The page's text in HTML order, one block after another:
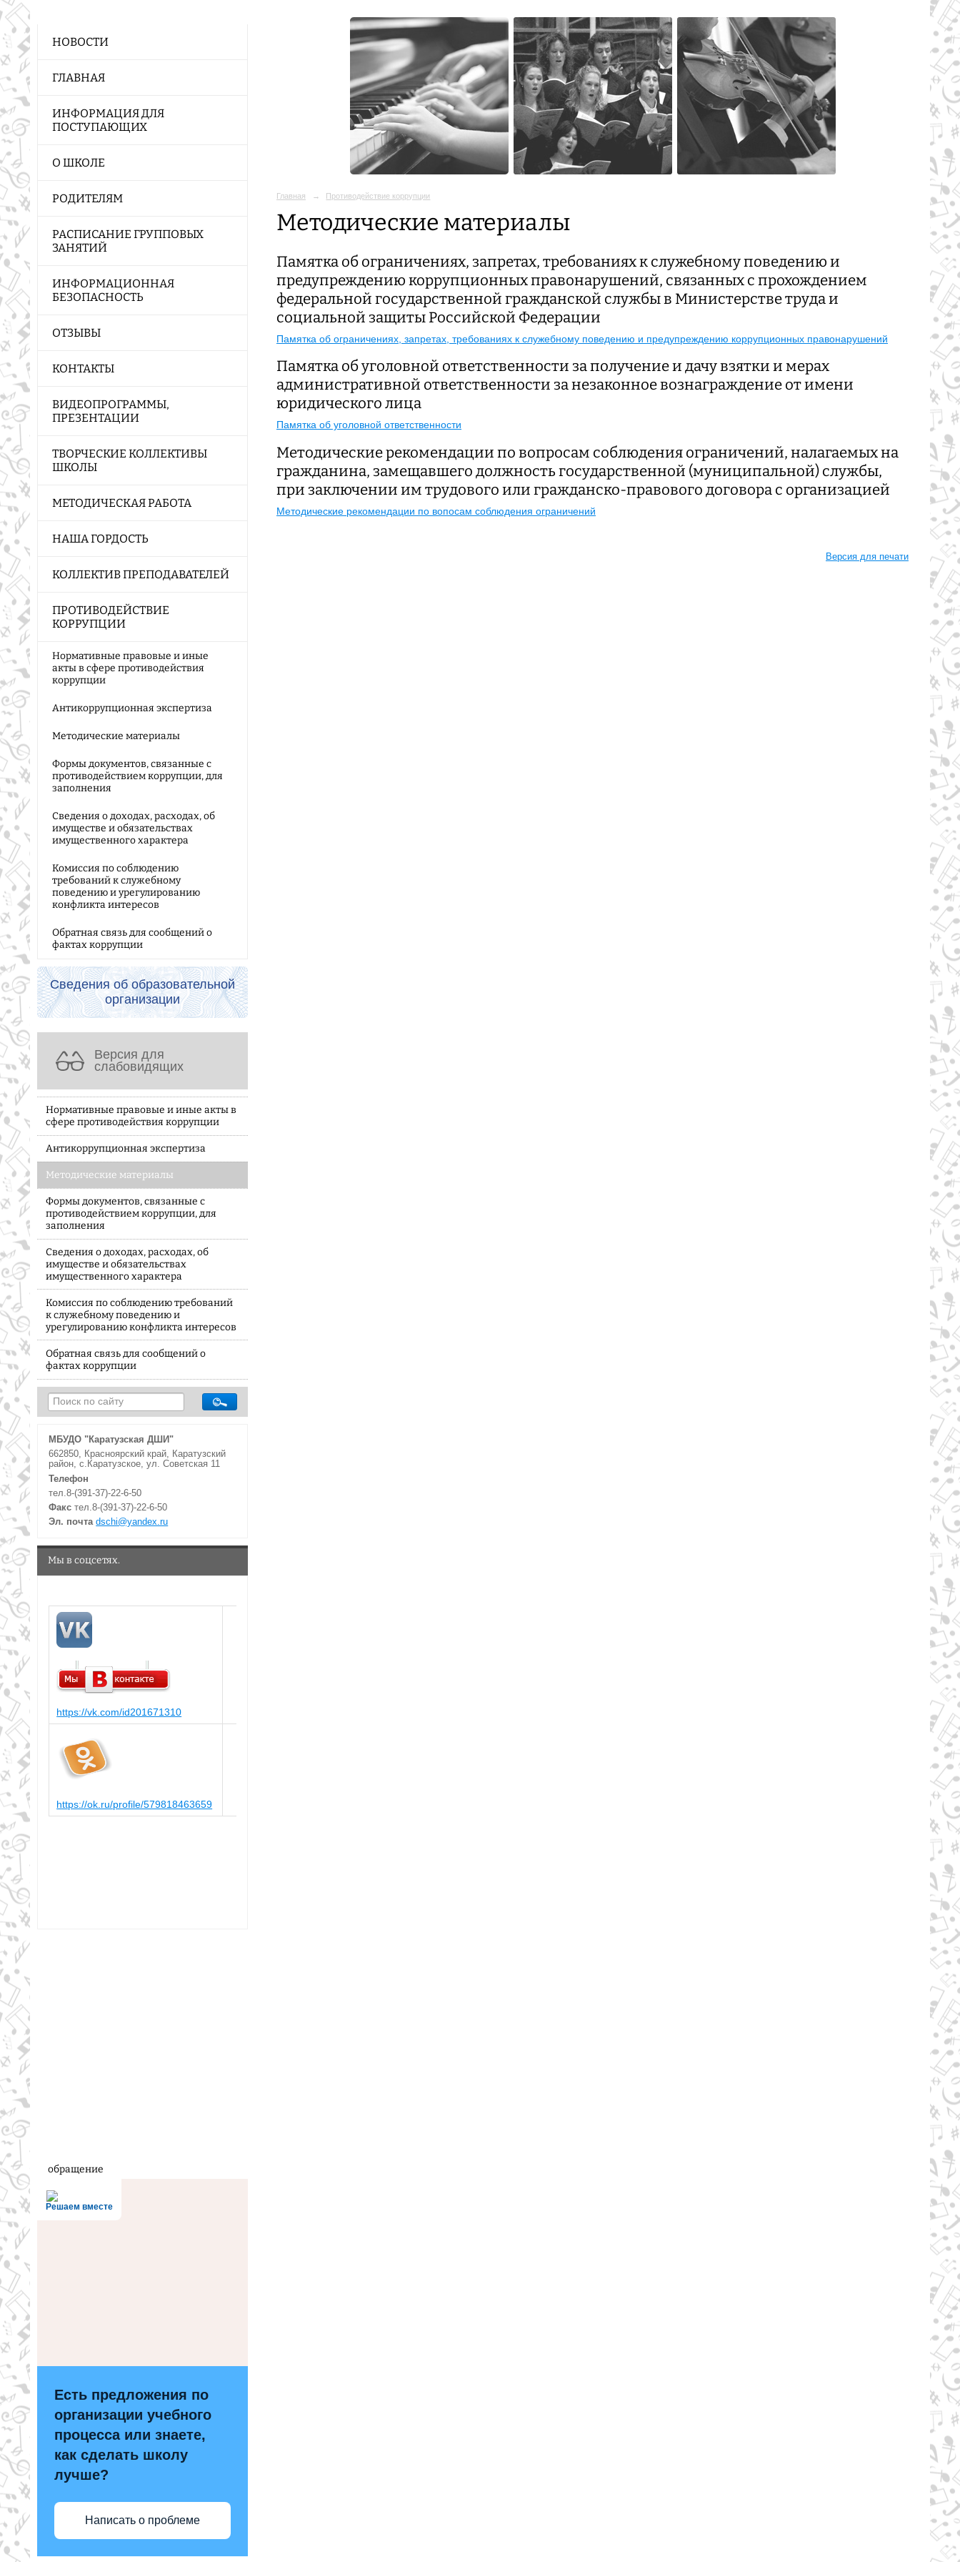
НОВОСТИ
ГЛАВНАЯ
ИНФОРМАЦИЯ ДЛЯ
ПОСТУПАЮЩИХ
О ШКОЛЕ
РОДИТЕЛЯМ
РАСПИСАНИЕ ГРУППОВЫХ
ЗАНЯТИЙ
ИНФОРМАЦИОННАЯ
БЕЗОПАСНОСТЬ
ОТЗЫВЫ
КОНТАКТЫ
ВИДЕОПРОГРАММЫ,
ПРЕЗЕНТАЦИИ
ТВОРЧЕСКИЕ КОЛЛЕКТИВЫ
ШКОЛЫ
МЕТОДИЧЕСКАЯ РАБОТА
НАША ГОРДОСТЬ
КОЛЛЕКТИВ ПРЕПОДАВАТЕЛЕЙ
ПРОТИВОДЕЙСТВИЕ
КОРРУПЦИИ
Нормативные правовые и иные
акты в сфере противодействия
коррупции
Антикоррупционная экспертиза
Методические материалы
Формы документов, связанные с
противодействием коррупции, для
заполнения
Сведения о доходах, расходах, об
имуществе и обязательствах
имущественного характера
Комиссия по соблюдению
требований к служебному
поведению и урегулированию
конфликта интересов
Обратная связь для сообщений о
фактах коррупции
Сведения об образовательной
организации
Версия для
слабовидящих
Нормативные правовые и иные акты в
сфере противодействия коррупции
Антикоррупционная экспертиза
Методические материалы
Формы документов, связанные с
противодействием коррупции, для
заполнения
Сведения о доходах, расходах, об
имуществе и обязательствах
имущественного характера
Комиссия по соблюдению требований
к служебному поведению и
урегулированию конфликта интересов
Обратная связь для сообщений о
фактах коррупции
МБУДО "Каратузская ДШИ"
662850, Красноярский край, Каратузский
район, с.Каратузское, ул. Советская 11
Телефон
тел.8-(391-37)-22-6-50
Факс тел.8-(391-37)-22-6-50
Эл. почта dschi@yandex.ru
Мы в соцсетях.
https://vk.com/id201671310
https://ok.ru/profile/579818463659
обращение
Решаем вместе
Есть предложения по
организации учебного
процесса или знаете,
как сделать школу
лучше?
Написать о проблеме
Главная → Противодействие коррупции
Методические материалы
Памятка об ограничениях, запретах, требованиях к служебному поведению и
предупреждению коррупционных правонарушений, связанных с прохождением
федеральной государственной гражданской службы в Министерстве труда и
социальной защиты Российской Федерации
Памятка об ограничениях, запретах, требованиях к служебному поведению и предупреждению коррупционных правонарушений
Памятка об уголовной ответственности за получение и дачу взятки и мерах
административной ответственности за незаконное вознаграждение от имени
юридического лица
Памятка об уголовной ответственности
Методические рекомендации по вопросам соблюдения ограничений, налагаемых на
гражданина, замещавшего должность государственной (муниципальной) службы,
при заключении им трудового или гражданско-правового договора с организацией
Методические рекомендации по вопосам соблюдения ограничений
Версия для печати